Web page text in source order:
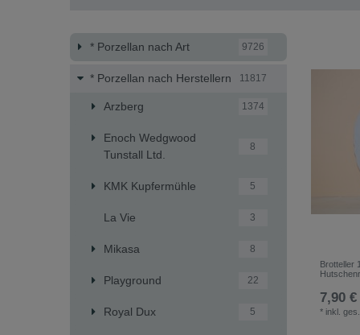
* Porzellan nach Art 9726
* Porzellan nach Herstellern 11817
Arzberg 1374
Enoch Wedgwood
Tunstall Ltd.
8
KMK Kupfermühle 5
La Vie 3
Mikasa 8
Playground 22
Royal Dux 5
Brotteller
7,90
* inkl.